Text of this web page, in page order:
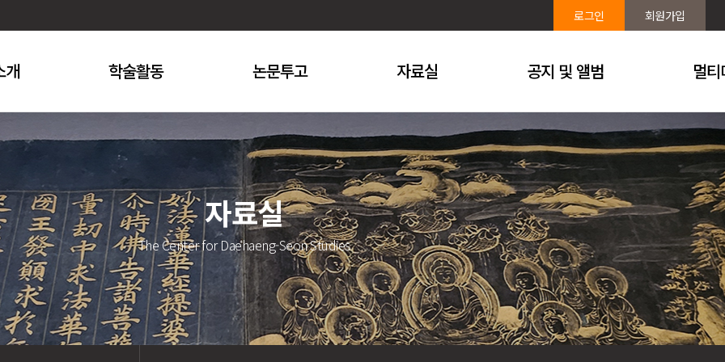
로그인 회원가입
개 학술활동 논문투고 자료실 공지 및 앨범 멀
자료실
The Center for Daehaeng-Seon Studies